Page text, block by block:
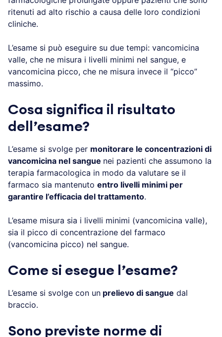
ritenuti ad alto rischio a causa delle loro condizioni
cliniche.
L’esame si può eseguire su due tempi: vancomicina
valle, che ne misura i livelli minimi nel sangue, e
vancomicina picco, che ne misura invece il “picco”
massimo.
Cosa significa il risultato
dell’esame?
L’esame si svolge per monitorare le concentrazioni di
vancomicina nel sangue nei pazienti che assumono la
terapia farmacologica in modo da valutare se il
farmaco sia mantenuto entro livelli minimi per
garantire l’efficacia del trattamento.
L’esame misura sia i livelli minimi (vancomicina valle),
sia il picco di concentrazione del farmaco
(vancomicina picco) nel sangue.
Come si esegue l’esame?
L’esame si svolge con un prelievo di sangue dal
braccio.
Sono previste norme di